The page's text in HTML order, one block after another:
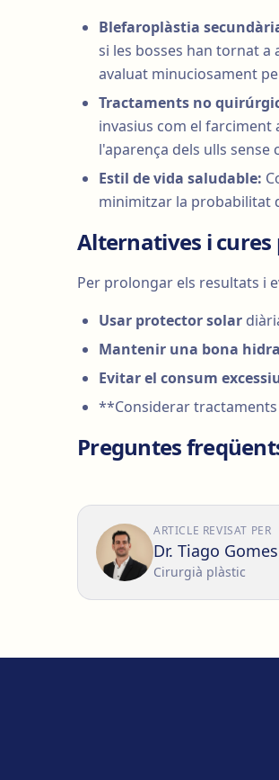
Blefaroplàstia
si les bosses han tornat
avaluat minuciosament
Tractaments no
invasius com el
l'aparença dels ulls sense
Estil de vida saludable:
minimitzar la probabilitat
Alternatives i
Per prolongar els resultats i
Usar protector solar
Mantenir una bona
Evitar el consum
**Considerar
Preguntes
ARTICLE REVISAT PER
Dr. Tiago Gomes
Cirurgià plàstic